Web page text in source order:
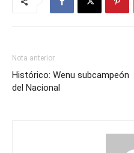
Nota anterior
Histórico: Wenu subcampeón
del Nacional